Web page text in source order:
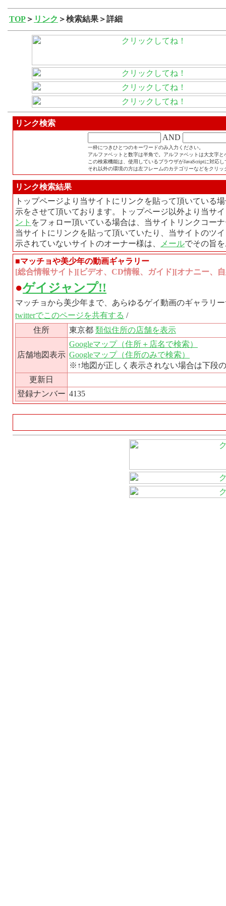
TOP ＞ リンク ＞検索結果＞詳細
リンク検索
AND
一枠につきひとつのキーワードのみ入力ください。
アルファベットと数字は半角で。アルファベットは大文字
この検索機能は、使用しているブラウザがJavaScriptに対応
それ以外の環境の方は左フレームのカテゴリーなどをクリ
リンク検索結果
トップページより当サイトにリンクを貼って頂いている
示をさせて頂いております。トップページ以外より当サ
ント をフォロー頂いている場合は、当サイトリンクコー
当サイトにリンクを貼って頂いていたり、当サイトのツ
示されていないサイトのオーナー様は、
メールでその旨
■マッチョや美少年の動画ギャラリー
[総合情報サイト][ビデオ、CD情報、ガイド][オナニー、
●ゲイジャンプ!!
マッチョから美少年まで、あらゆるゲイ動画のギャラリ
twitterでこのページを共有する /
住所
東京都 類似住所の店舗を表示
店舗地図表示
Googleマップ（住所＋店名で検索）
Googleマップ（住所のみで検索）
※↑地図が正しく表示されない場合は下段
更新日
登録ナンバー 4135